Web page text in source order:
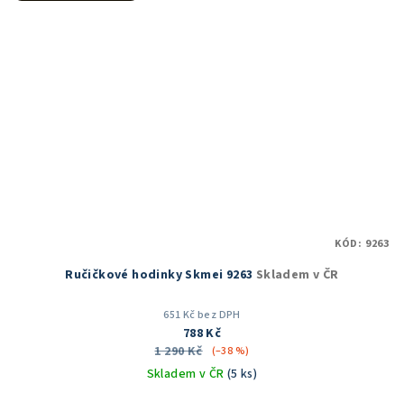
Ručičkové hodinky Skmei 9263 Skladem v ČR
651 Kč bez DPH
788 Kč
1 290 Kč
(–38 %)
Skladem v ČR (5 ks)
KÓD: 9263